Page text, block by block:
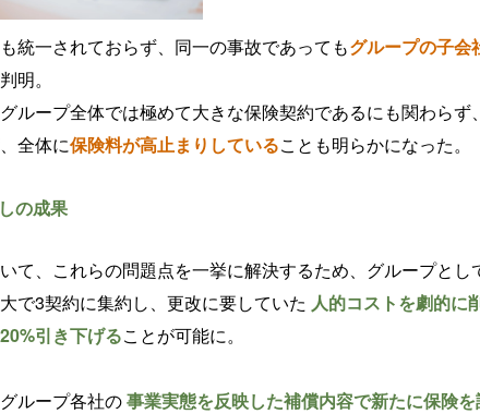
統一されておらず、同一の事故であってもグループの子会
明。
ループ全体では極めて大きな保険契約であるにも関わら
全体に保険料が高止まりしていることも明らかになった。
の成果
て、これらの問題点を一挙に解決するため、グループと
で3契約に集約し、更改に要していた 人的コストを劇的に
引き下げることが可能に。
ループ各社の事業実態を反映した補償内容で新たに保険を